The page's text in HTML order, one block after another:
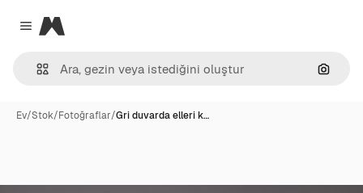
Close menu
Magnific
Ev/Stok/Fotoğraflar/Gri duvarda elleri k…